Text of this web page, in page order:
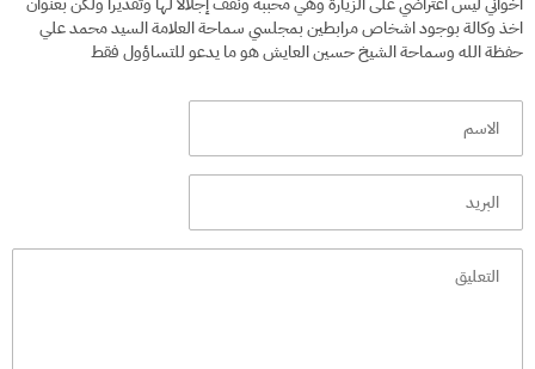
اخذ وكالة بوجود اشخاص مرابطين بمجلسي سماحة العلامة السيد محمد علي
حفظة الله وسماحة الشيخ حسين العايش هو ما يدعو للتساؤول فقط